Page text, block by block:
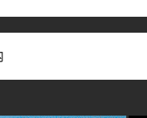
（別ウィンドウで開く）